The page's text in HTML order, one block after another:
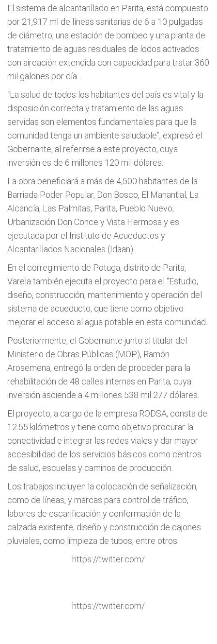
El sistema de alcantarillado en Parita, está compuesto
por 21,917 ml de líneas sanitarias de 6 a 10 pulgadas
de diámetro, una estación de bombeo y una planta de
tratamiento de aguas residuales de lodos activados
con aireación extendida con capacidad para tratar 360
mil galones por día.
“La salud de todos los habitantes del país es vital y la
disposición correcta y tratamiento de las aguas
servidas son elementos fundamentales para que la
comunidad tenga un ambiente saludable”, expresó el
Gobernante, al referirse a este proyecto, cuya
inversión es de 6 millones 120 mil dólares.
La obra beneficiará a más de 4,500 habitantes de la
Barriada Poder Popular, Don Bosco, El Manantial, La
Alcancía, Las Palmitas, Parita, Pueblo Nuevo,
Urbanización Don Conce y Vista Hermosa y es
ejecutada por el Instituto de Acueductos y
Alcantarillados Nacionales (Idaan).
En el corregimiento de Potuga, distrito de Parita,
Varela también ejecuta el proyecto para el “Estudio,
diseño, construcción, mantenimiento y operación del
sistema de acueducto, que tiene como objetivo
mejorar el acceso al agua potable en esta comunidad.
Posteriormente, el Gobernante junto al titular del
Ministerio de Obras Públicas (MOP), Ramón
Arosemena, entregó la orden de proceder para la
rehabilitación de 48 calles internas en Parita, cuya
inversión asciende a 4 millones 538 mil 277 dólares.
El proyecto, a cargo de la empresa RODSA, consta de
12.55 kilómetros y tiene como objetivo procurar la
conectividad e integrar las redes viales y dar mayor
accesibilidad de los servicios básicos como centros
de salud, escuelas y caminos de producción.
Los trabajos incluyen la colocación de señalización,
como de líneas, y marcas para control de tráfico,
labores de escarificación y conformación de la
calzada existente, diseño y construcción de cajones
pluviales, como limpieza de tubos, entre otros.
https://twitter.com/
https://twitter.com/